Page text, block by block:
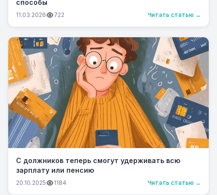
способы
11.03.2026 722 Читать статью →
С должников теперь смогут удерживать всю
зарплату или пенсию
20.10.2025 1184 Читать статью →